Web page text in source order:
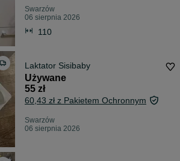
Swarzów
06 sierpnia 2026
110
Laktator Sisibaby
Używane
55 zł
60,43 zł z Pakietem Ochronnym
Swarzów
06 sierpnia 2026